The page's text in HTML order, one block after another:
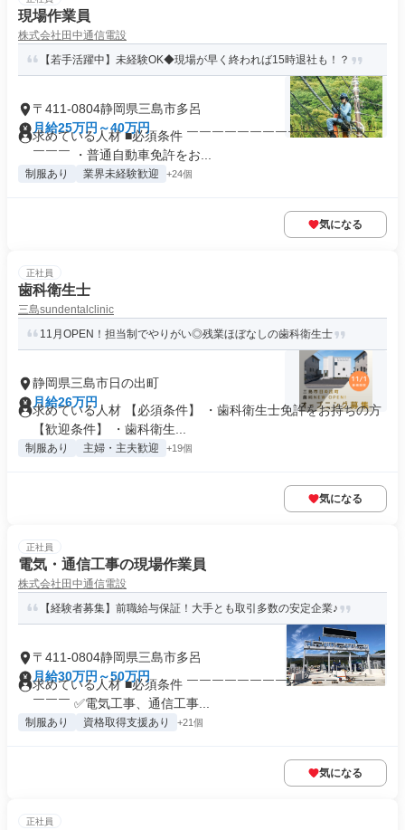
現場作業員
株式会社田中通信電設
【若手活躍中】未経験OK◆現場が早く終われば15時退社も！？
〒411-0804静岡県三島市多呂
月給25万円～40万円
求めている人材 ■必須条件 ￣￣￣￣￣￣￣￣￣￣￣￣￣￣￣
￣￣￣ ・普通自動車免許をお...
制服あり 業界未経験歓迎 +24個
気になる
正社員
歯科衛生士
三島sundentalclinic
11月OPEN！担当制でやりがい◎残業ほぼなしの歯科衛生士
静岡県三島市日の出町
月給26万円
求めている人材 【必須条件】 ・歯科衛生士免許をお持ちの方
【歓迎条件】 ・歯科衛生...
制服あり 主婦・主夫歓迎 +19個
気になる
正社員
電気・通信工事の現場作業員
株式会社田中通信電設
【経験者募集】前職給与保証！大手とも取引多数の安定企業♪
〒411-0804静岡県三島市多呂
月給30万円～50万円
求めている人材 ■必須条件 ￣￣￣￣￣￣￣￣￣￣￣￣￣￣￣
￣￣￣ ✅電気工事、通信工事...
制服あり 資格取得支援あり +21個
気になる
正社員